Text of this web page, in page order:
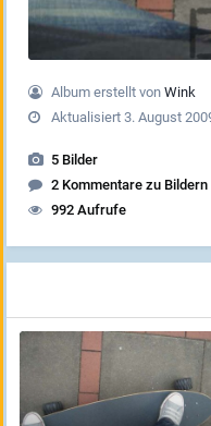
Album erstellt vonWink
Aktualisiert3. August
5 Bilder
2 Kommentare zu Bildern
992 Aufrufe